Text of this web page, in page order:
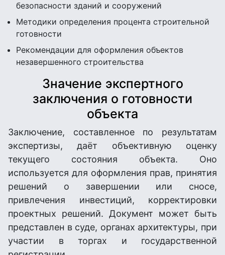
безопасности зданий и сооружений
Методики определения процента строительной
готовности
Рекомендации для оформления объектов
незавершенного строительства
Значение экспертного
заключения о готовности
объекта
Заключение, составленное по результатам
экспертизы, даёт объективную оценку
текущего состояния объекта. Оно
используется для оформления прав, принятия
решений о завершении или сносе,
привлечения инвестиций, корректировки
проектных решений. Документ может быть
представлен в суде, органах архитектуры, при
участии в торгах и государственной